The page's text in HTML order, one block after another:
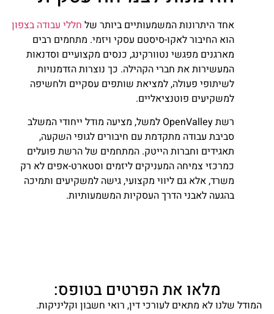
אחד היתרונות המשמעותיים ביותר של חללי עבודה בצפון
הוא החיבור לאקו-סיסטם עסקי ויזמי. מתחמים רבים
מארגנים מפגשי נטוורקינג, כנסים מקצועיים וסדנאות
המעשירות את חברי הקהילה. כך נוצרות הזדמנויות
לשיתופי פעולה, למציאת שותפים עסקיים ולחשיפה
למשקיעים פוטנציאליים.
רשת OpenValley למשל, מציעה מודל ייחודי המשלב
סביבת עבודה מתקדמת עם חיבורים לגופי השקעה,
תאגידים וחברות הייטק. המתחמים של הרשת פועלים
כמרכזי צמיחה המעניקים ליזמים וסטארט-אפים לא רק
משרד, אלא גם ליווי מקצועי, גישה למשקיעים ותמיכה
בהגעה לאבני הדרך העסקיות המשמעותיות.
מלאו את הפרטים בטופס:
המודל שלנו לא מתאים לעורכי דין, רואי חשבון וקליניקות.